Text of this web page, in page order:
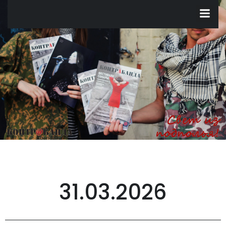
содержимому
31.03.2026